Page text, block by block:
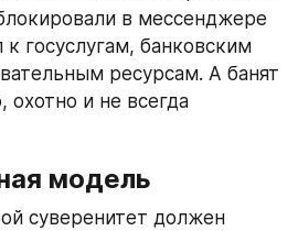
в мессенджере
госуслугам, банковским
ресурсам. А банят
охотно и не всегда
модель
суверенитет должен